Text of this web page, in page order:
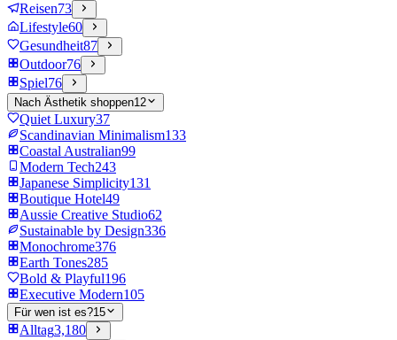
Reisen73
Lifestyle60
Gesundheit87
Outdoor76
Spiel76
Nach Ästhetik shoppen12
Quiet Luxury37
Scandinavian Minimalism133
Coastal Australian99
Modern Tech243
Japanese Simplicity131
Boutique Hotel49
Aussie Creative Studio62
Sustainable by Design336
Monochrome376
Earth Tones285
Bold & Playful196
Executive Modern105
Für wen ist es?15
Alltag3,180